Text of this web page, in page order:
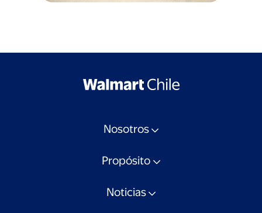
Nosotros
Propósito
Noticias